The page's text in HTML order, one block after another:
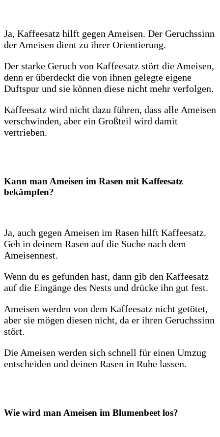
Ja, Kaffeesatz hilft gegen Ameisen. Der Geruchssinn
der Ameisen dient zu ihrer Orientierung.
Der starke Geruch von Kaffeesatz stört die Ameisen,
denn er überdeckt die von ihnen gelegte eigene
Duftspur und sie können diese nicht mehr verfolgen.
Kaffeesatz wird nicht dazu führen, dass alle Ameisen
verschwinden, aber ein Großteil wird damit
vertrieben.
Kann man Ameisen im Rasen mit Kaffeesatz
bekämpfen?
Ja, auch gegen Ameisen im Rasen hilft Kaffeesatz.
Geh in deinem Rasen auf die Suche nach dem
Ameisennest.
Wenn du es gefunden hast, dann gib den Kaffeesatz
auf die Eingänge des Nests und drücke ihn gut fest.
Ameisen werden von dem Kaffeesatz nicht getötet,
aber sie mögen diesen nicht, da er ihren Geruchssinn
stört.
Die Ameisen werden sich schnell für einen Umzug
entscheiden und deinen Rasen in Ruhe lassen.
Wie wird man Ameisen im Blumenbeet los?